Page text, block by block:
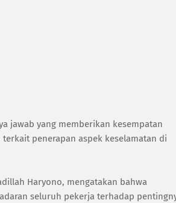
jawab yang memberikan kesempatan
penerapan aspek keselamatan di
Haryono, mengatakan bahwa
seluruh pekerja terhadap